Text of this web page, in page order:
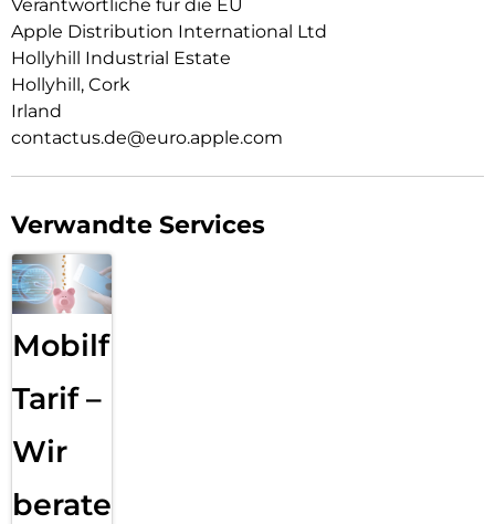
schnelleres kabelloses Laden. Lass dein iPhone beim Laden
einfach im Case und docke dein MagSafe Ladegerät an oder
leg es auf dein Qi2.2 oder Qi zertifiziertes Ladegerät.
Wie jedes von Apple entwickelte Case durchläuft es im Laufe
des Design‑ und Fertigungs­prozesses Tausende von
Teststunden. Deshalb sieht es nicht nur großartig aus,
Verantwortliche für die EU
Apple Distribution International Ltd
Hollyhill Industrial Estate
Hollyhill, Cork
Irland
contactus.de@euro.apple.com
Verwandte Services
Mobilfunk
Tarif –
Wir
beraten